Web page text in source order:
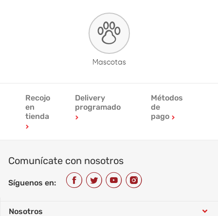
Mascotas
Recojo
en
tienda
Delivery
programado
Métodos
de
pago
Comunícate con nosotros
Síguenos en:
Nosotros